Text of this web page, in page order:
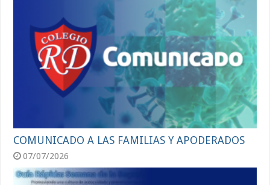
COMUNICADO A LAS FAMILIAS Y APODERADOS
07/07/2026